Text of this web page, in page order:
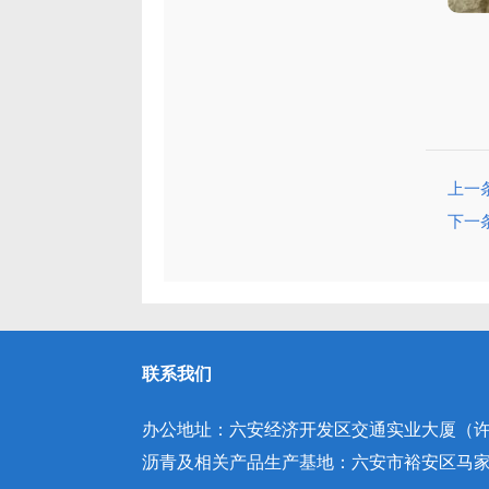
上一
下一
联系我们
办公地址：六安经济开发区交通实业大厦（
沥青及相关产品生产基地：六安市裕安区马